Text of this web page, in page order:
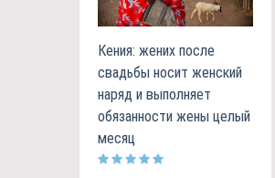
Кения: жених после
свадьбы носит женский
наряд и выполняет
обязанности жены целый
месяц